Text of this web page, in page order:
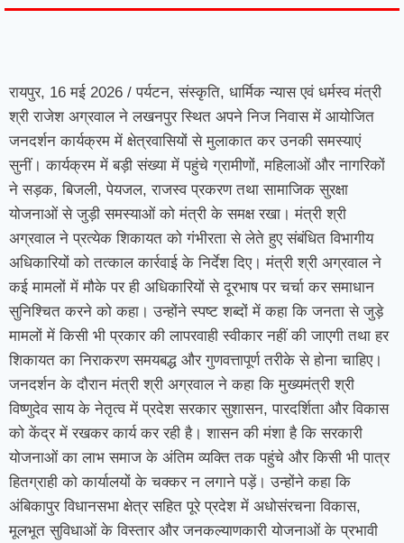
रायपुर, 16 मई 2026 / पर्यटन, संस्कृति, धार्मिक न्यास एवं धर्मस्व मंत्री
श्री राजेश अग्रवाल ने लखनपुर स्थित अपने निज निवास में आयोजित
जनदर्शन कार्यक्रम में क्षेत्रवासियों से मुलाकात कर उनकी समस्याएं
सुनीं। कार्यक्रम में बड़ी संख्या में पहुंचे ग्रामीणों, महिलाओं और नागरिकों
ने सड़क, बिजली, पेयजल, राजस्व प्रकरण तथा सामाजिक सुरक्षा
योजनाओं से जुड़ी समस्याओं को मंत्री के समक्ष रखा। मंत्री श्री
अग्रवाल ने प्रत्येक शिकायत को गंभीरता से लेते हुए संबंधित विभागीय
अधिकारियों को तत्काल कार्रवाई के निर्देश दिए। मंत्री श्री अग्रवाल ने
कई मामलों में मौके पर ही अधिकारियों से दूरभाष पर चर्चा कर समाधान
सुनिश्चित करने को कहा। उन्होंने स्पष्ट शब्दों में कहा कि जनता से जुड़े
मामलों में किसी भी प्रकार की लापरवाही स्वीकार नहीं की जाएगी तथा हर
शिकायत का निराकरण समयबद्ध और गुणवत्तापूर्ण तरीके से होना चाहिए।
जनदर्शन के दौरान मंत्री श्री अग्रवाल ने कहा कि मुख्यमंत्री श्री
विष्णुदेव साय के नेतृत्व में प्रदेश सरकार सुशासन, पारदर्शिता और विकास
को केंद्र में रखकर कार्य कर रही है। शासन की मंशा है कि सरकारी
योजनाओं का लाभ समाज के अंतिम व्यक्ति तक पहुंचे और किसी भी पात्र
हितग्राही को कार्यालयों के चक्कर न लगाने पड़ें। उन्होंने कहा कि
अंबिकापुर विधानसभा क्षेत्र सहित पूरे प्रदेश में अधोसंरचना विकास,
मूलभूत सुविधाओं के विस्तार और जनकल्याणकारी योजनाओं के प्रभावी